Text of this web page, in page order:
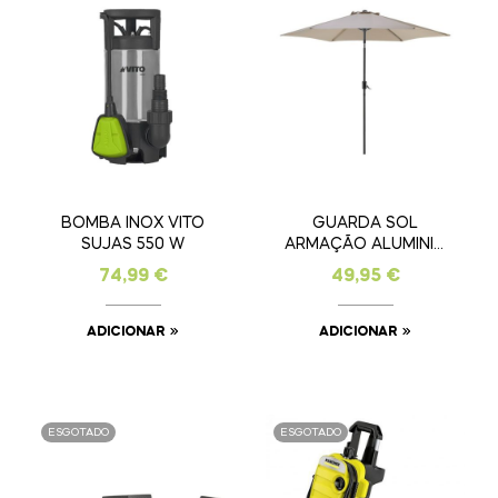
BOMBA INOX VITO
SUJAS 550 W
74,99 €
ADICIONAR
GUARDA SOL
ARMAÇÃO ALUMINIO
– 2,70 MT
49,95 €
ADICIONAR
ESGOTADO ESGOTADO